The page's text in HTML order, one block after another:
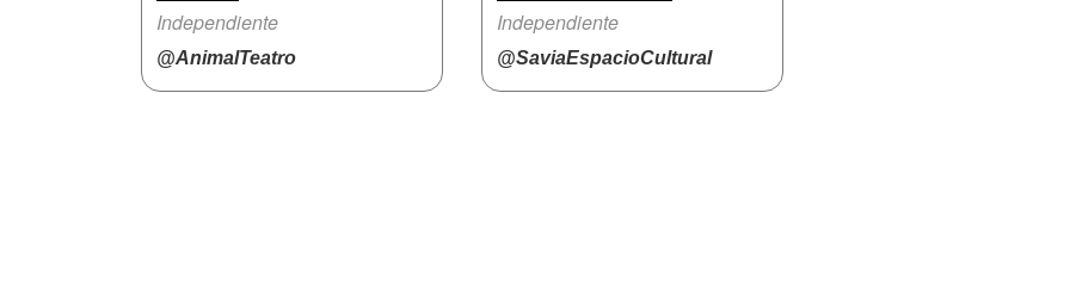
Independiente
@AnimalTeatro
Independiente
@SaviaEspacioCultural